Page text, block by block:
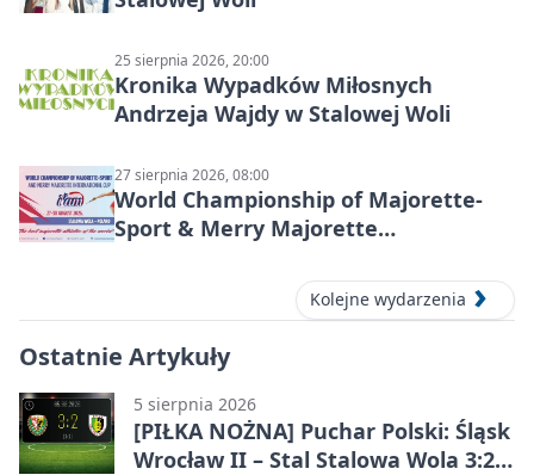
25 sierpnia 2026, 20:00
Kronika Wypadków Miłosnych
Andrzeja Wajdy w Stalowej Woli
27 sierpnia 2026, 08:00
World Championship of Majorette-
Sport & Merry Majorette
Kolejne wydarzenia
Ostatnie Artykuły
5 sierpnia 2026
[PIŁKA NOŻNA] Puchar Polski: Śląsk
Wrocław II – Stal Stalowa Wola 3:2